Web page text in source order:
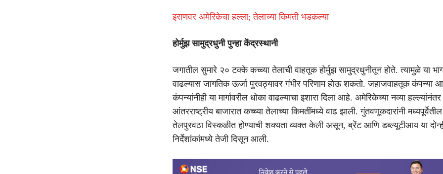
इराणवर अमेरिकेचा हल्ला; तेलाच्या किमती भडकल्या
होर्मुझ सामुद्रधुनी पुन्हा केंद्रस्थानी
जगातील सुमारे २० टक्के कच्च्या तेलाची वाहतूक होर्मुझ सामुद्रधुनीतून होते. त्यामुळे या
वाढल्यास जागतिक ऊर्जा पुरवठ्यावर गंभीर परिणाम होऊ शकतो. जहाजवाहतूक कंपन्या
कंपन्यांनीही या मार्गावरील धोका वाढल्याचा इशारा दिला आहे. अमेरिकेच्या नव्या हल्ल्यांनंतर
आंतरराष्ट्रीय बाजारात कच्च्या तेलाच्या किमतींमध्ये वाढ झाली. गुंतवणूकदारांनी
तेलपुरवठा विस्कळीत होण्याची शक्यता व्यक्त केली असून, ब्रेंट आणि डब्ल्यूटीआय या
निर्देशांकांमध्ये तेजी दिसून आली.